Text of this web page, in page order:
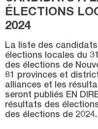
YAZIHAN
Manisa
Mardin
Mersin
Muğla
Muş
ÉLECTIONS
2024
La liste des
élections locales du
des élections de
81 provinces et
alliances et les
seront publiés EN
résultats des
des élections de 2024.